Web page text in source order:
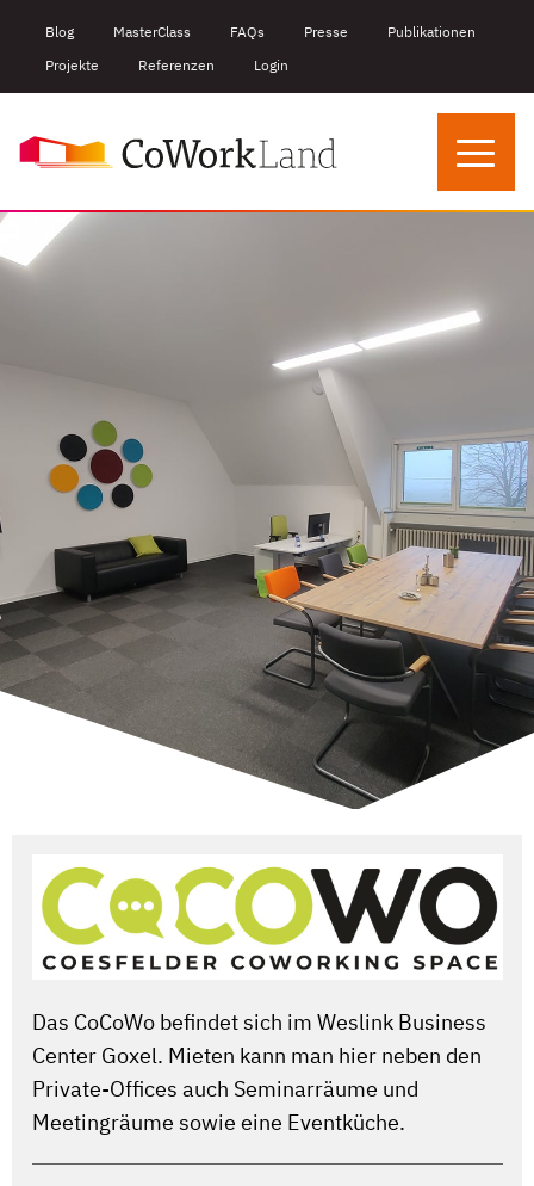
Blog MasterClass FAQs Presse
Publikationen
Projekte
Referenzen Login
Das CoCoWo befindet sich im Weslink Business
Center Goxel. Mieten kann man hier neben den
Private-Offices auch Seminarräume und
Meetingräume sowie eine Eventküche.